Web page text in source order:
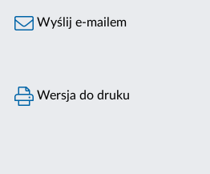
Wyślij e-mailem
Wersja do druku